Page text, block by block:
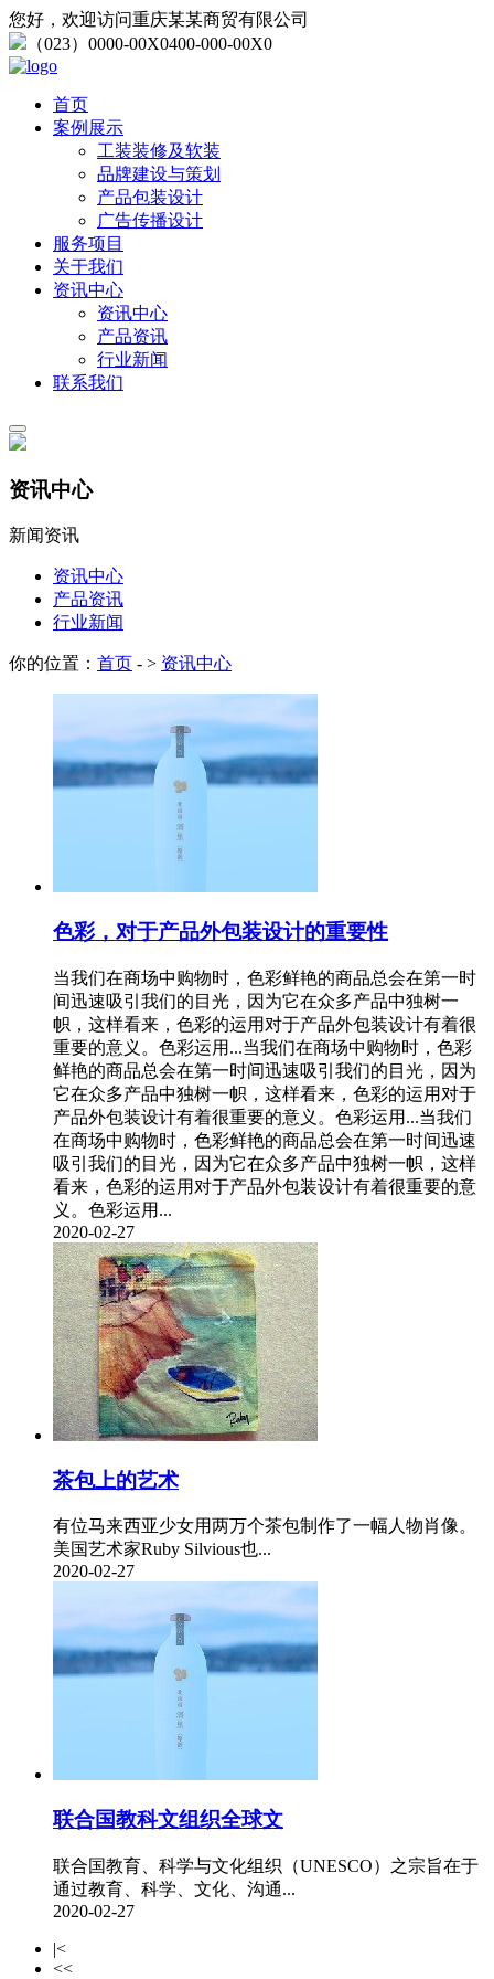
您好，欢迎访问重庆某某商贸有限公司
（023）0000-00X0400-000-00X0
首页
案例展示
工装装修及软装
品牌建设与策划
产品包装设计
广告传播设计
服务项目
关于我们
资讯中心
资讯中心
产品资讯
行业新闻
联系我们
资讯中心
新闻资讯
资讯中心
产品资讯
行业新闻
你的位置： 首页 - > 资讯中心
色彩，对于产品外包装设计的重要性
当我们在商场中购物时，色彩鲜艳的商品总会在第一时
间迅速吸引我们的目光，因为它在众多产品中独树一
帜，这样看来，色彩的运用对于产品外包装设计有着很
重要的意义。色彩运用...当我们在商场中购物时，色彩
鲜艳的商品总会在第一时间迅速吸引我们的目光，因为
它在众多产品中独树一帜，这样看来，色彩的运用对于
产品外包装设计有着很重要的意义。色彩运用...当我们
在商场中购物时，色彩鲜艳的商品总会在第一时间迅速
吸引我们的目光，因为它在众多产品中独树一帜，这样
看来，色彩的运用对于产品外包装设计有着很重要的意
义。色彩运用...
2020-02-27
茶包上的艺术
有位马来西亚少女用两万个茶包制作了一幅人物肖像。
美国艺术家Ruby Silvious也...
2020-02-27
联合国教科文组织全球文
联合国教育、科学与文化组织（UNESCO）之宗旨在于
通过教育、科学、文化、沟通...
2020-02-27
|<
<<